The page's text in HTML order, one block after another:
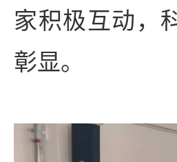
家积极互动，
彰显。